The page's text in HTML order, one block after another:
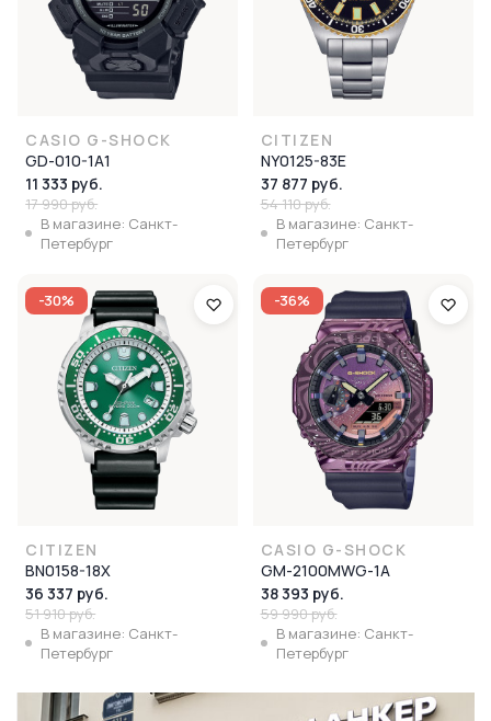
CASIO G-SHOCK
GD-010-1A1
11 333 руб.
17 990 руб.
В магазине: Санкт-
Петербург
CITIZEN
NY0125-83E
37 877 руб.
54 110 руб.
В магазине: Санкт-
Петербург
-30%
CITIZEN
BN0158-18X
36 337 руб.
51 910 руб.
В магазине: Санкт-
Петербург
-36%
CASIO G-SHOCK
GM-2100MWG-1A
38 393 руб.
59 990 руб.
В магазине: Санкт-
Петербург